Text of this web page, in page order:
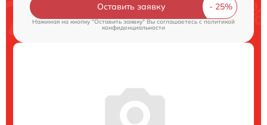
Оставить заявку
Нажимая на кнопку "Оставить заявку" Вы соглашаетесь cполитикой
конфиденциальности